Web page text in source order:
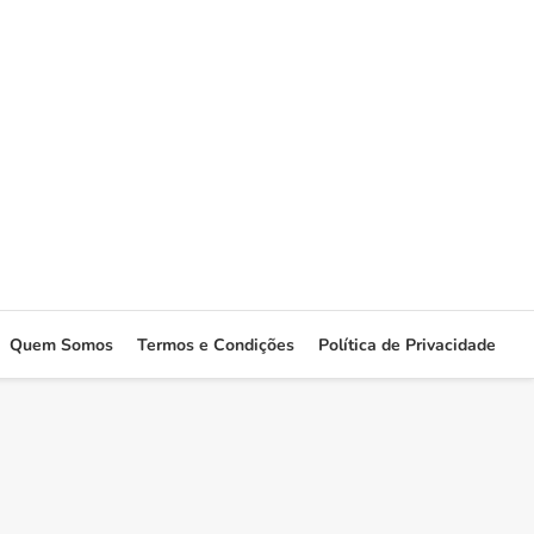
Quem Somos Termos e Condições Política de Privacidade